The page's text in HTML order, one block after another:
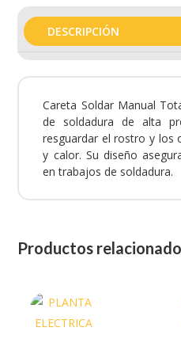
DESCRIPCIÓN
Careta Soldar Manual
de soldadura de alta
resguardar el rostro y los
y calor. Su diseño
en trabajos de soldadura.
Productos